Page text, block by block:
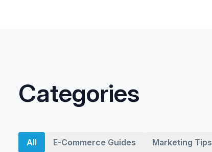
Categories
All E-Commerce Guides Marketing Tips